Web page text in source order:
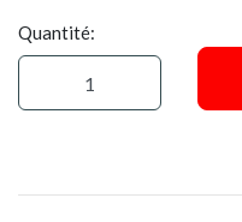
Quantité: